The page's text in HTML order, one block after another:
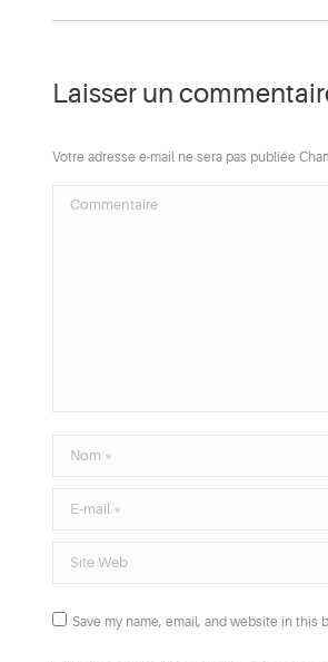
Laisser un
Votre adresse e-mail ne sera pas publiée
Commentaire
Nom *
E-mail *
Site Web
Save my name, email, and website in this